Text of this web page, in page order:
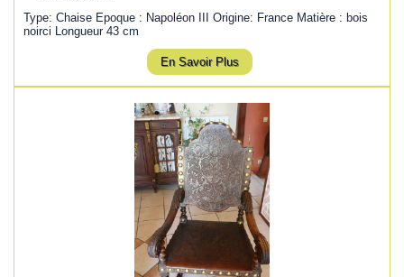
Type: Chaise Epoque : Napoléon III Origine: France Matière : bois
noirci Longueur 43 cm
En Savoir Plus